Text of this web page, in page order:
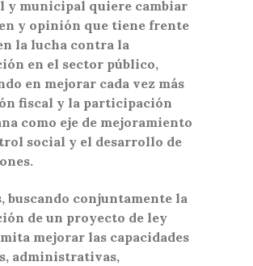
y municipal quiere cambiar
y opinión que tiene frente
la lucha contra la
en el sector público,
en mejorar cada vez más
fiscal y la participación
como eje de mejoramiento
social y el desarrollo de
buscando conjuntamente la
de un proyecto de ley
mejorar las capacidades
administrativas,